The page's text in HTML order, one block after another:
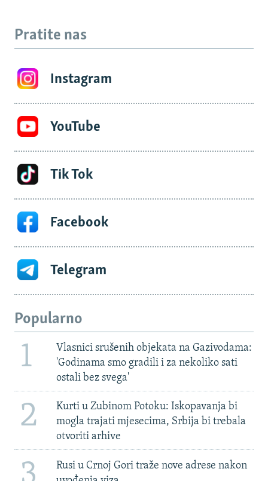
Pratite nas
Instagram
YouTube
Tik Tok
Facebook
Telegram
Popularno
1
Vlasnici srušenih objekata na Gazivodama:
'Godinama smo gradili i za nekoliko sati
ostali bez svega'
2
Kurti u Zubinom Potoku: Iskopavanja bi
mogla trajati mjesecima, Srbija bi trebala
otvoriti arhive
Rusi u Crnoj Gori traže nove adrese nakon